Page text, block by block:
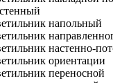
напольный
настенно-
ориентации
переносной